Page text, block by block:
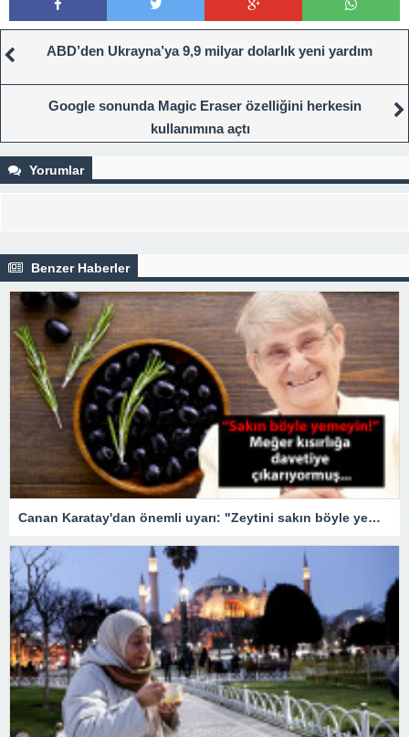
ABD’den Ukrayna’ya 9,9 milyar dolarlık yeni yardım
Google sonunda Magic Eraser özelliğini herkesin
kullanımına açtı
Yorumlar
Benzer Haberler
Canan Karatay'dan önemli uyarı: "Zeytini sakın böyle yemeyin!" Meğer kısırlığa davetiye çıkarıyormuş…